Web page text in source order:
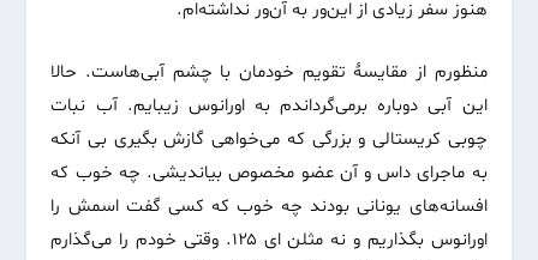
هنوز سفر زیادی از این‌ور به آن‌ور نداشته‌ام.
منظورم از مقایسهٔ تقویم خودمان با چشم آبی‌هاست. حالا
این آبی دوباره برمی‌گرداندم به اورانوس زیبایم. آب نبات
چوبی کریستالی و بزرگی که می‌خواهی گازش بگیری بی آنکه
به ماجرای داس و آن عضو مخصوص بیاندیشی. چه خوب که
افسانه‌های یونانی بودند چه خوب که کسی گفت اسمش را
اورانوس بگذاریم و نه مثلن ای ۱۲۵. وقتی خودم را می‌گذارم